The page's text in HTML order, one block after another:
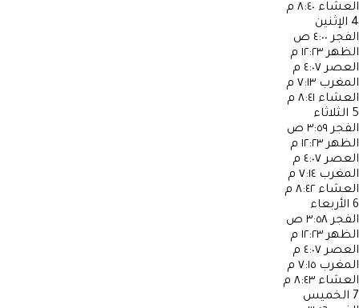
العشاء ٨:٤٠ م
4 الإثنين
الفجر ٤:٠٠ ص
الظهر ١٢:٢٣ م
العصر ٤:٠٧ م
المغرب ٧:١٣ م
العشاء ٨:٤١ م
5 الثلاثاء
الفجر ٣:٥٩ ص
الظهر ١٢:٢٣ م
العصر ٤:٠٧ م
المغرب ٧:١٤ م
العشاء ٨:٤٢ م
6 الأربعاء
الفجر ٣:٥٨ ص
الظهر ١٢:٢٣ م
العصر ٤:٠٧ م
المغرب ٧:١٥ م
العشاء ٨:٤٣ م
7 الخميس